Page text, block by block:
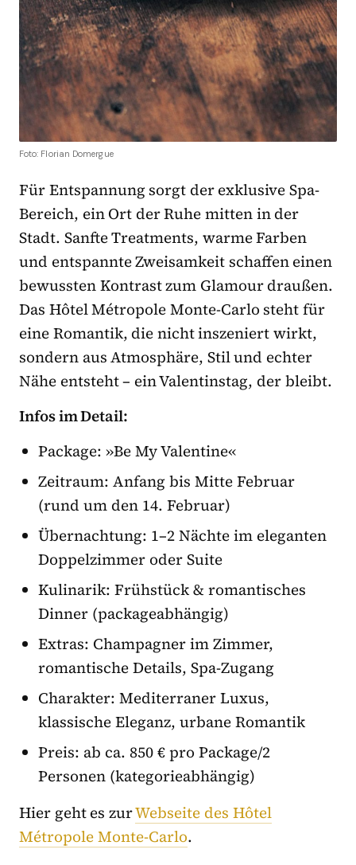
Foto: Florian Domergue
Für Entspannung sorgt der exklusive Spa-
Bereich, ein Ort der Ruhe mitten in der
Stadt. Sanfte Treatments, warme Farben
und entspannte Zweisamkeit schaffen einen
bewussten Kontrast zum Glamour draußen.
Das Hôtel Métropole Monte-Carlo steht für
eine Romantik, die nicht inszeniert wirkt,
sondern aus Atmosphäre, Stil und echter
Nähe entsteht – ein Valentinstag, der bleibt.
Infos im Detail:
Package: »Be My Valentine«
Zeitraum: Anfang bis Mitte Februar
(rund um den 14. Februar)
Übernachtung: 1–2 Nächte im eleganten
Doppelzimmer oder Suite
Kulinarik: Frühstück & romantisches
Dinner (packageabhängig)
Extras: Champagner im Zimmer,
romantische Details, Spa-Zugang
Charakter: Mediterraner Luxus,
klassische Eleganz, urbane Romantik
Preis: ab ca. 850 € pro Package/2
Personen (kategorieabhängig)
Hier geht es zurWebseite des Hôtel
Métropole Monte-Carlo.